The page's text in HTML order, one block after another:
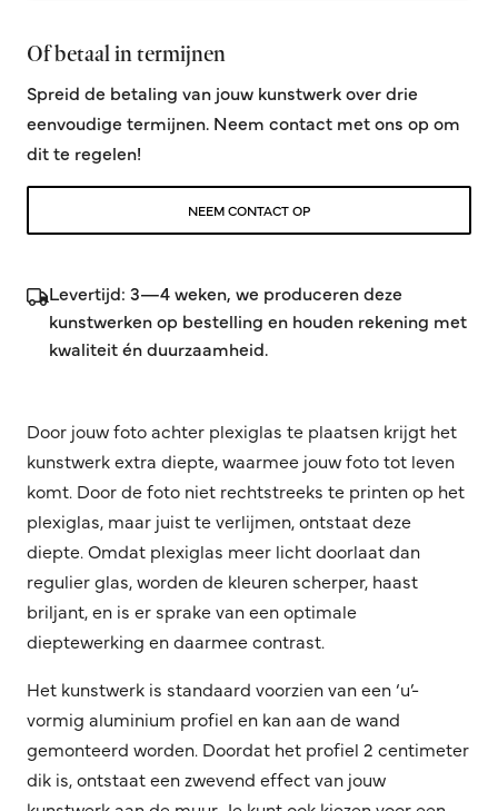
Of betaal in termijnen
Spreid de betaling van jouw kunstwerk over drie
eenvoudige termijnen. Neem contact met ons op om
dit te regelen!
NEEM CONTACT OP
Levertijd: 3—4 weken, we produceren deze
kunstwerken op bestelling en houden rekening met
kwaliteit én duurzaamheid.
Door jouw foto achter plexiglas te plaatsen krijgt het
kunstwerk extra diepte, waarmee jouw foto tot leven
komt. Door de foto niet rechtstreeks te printen op het
plexiglas, maar juist te verlijmen, ontstaat deze
diepte. Omdat plexiglas meer licht doorlaat dan
regulier glas, worden de kleuren scherper, haast
briljant, en is er sprake van een optimale
dieptewerking en daarmee contrast.
Het kunstwerk is standaard voorzien van een ‘u’-
vormig aluminium profiel en kan aan de wand
gemonteerd worden. Doordat het profiel 2 centimeter
dik is, ontstaat een zwevend effect van jouw